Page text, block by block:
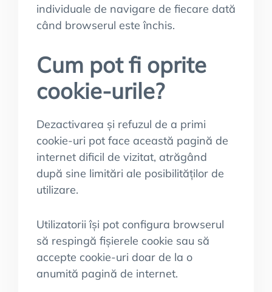
individuale de navigare de fiecare dată
când browserul este închis.
Cum pot fi oprite
cookie-urile?
Dezactivarea și refuzul de a primi
cookie-uri pot face această pagină de
internet dificil de vizitat, atrăgând
după sine limitări ale posibilităților de
utilizare.
Utilizatorii își pot configura browserul
să respingă fișierele cookie sau să
accepte cookie-uri doar de la o
anumită pagină de internet.